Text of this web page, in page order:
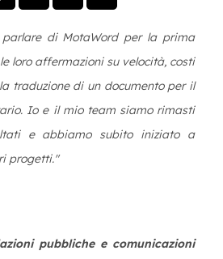
di MotaWord per la prima
loro affermazioni su velocità, costi
traduzione di un documento per il
Io e il mio team siamo rimasti
e abbiamo subito iniziato a
progetti."
pubbliche e comunicazioni